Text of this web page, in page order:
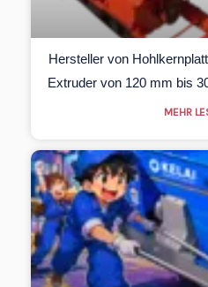
Hersteller von
Extruder von 120 mm bis
MEHR